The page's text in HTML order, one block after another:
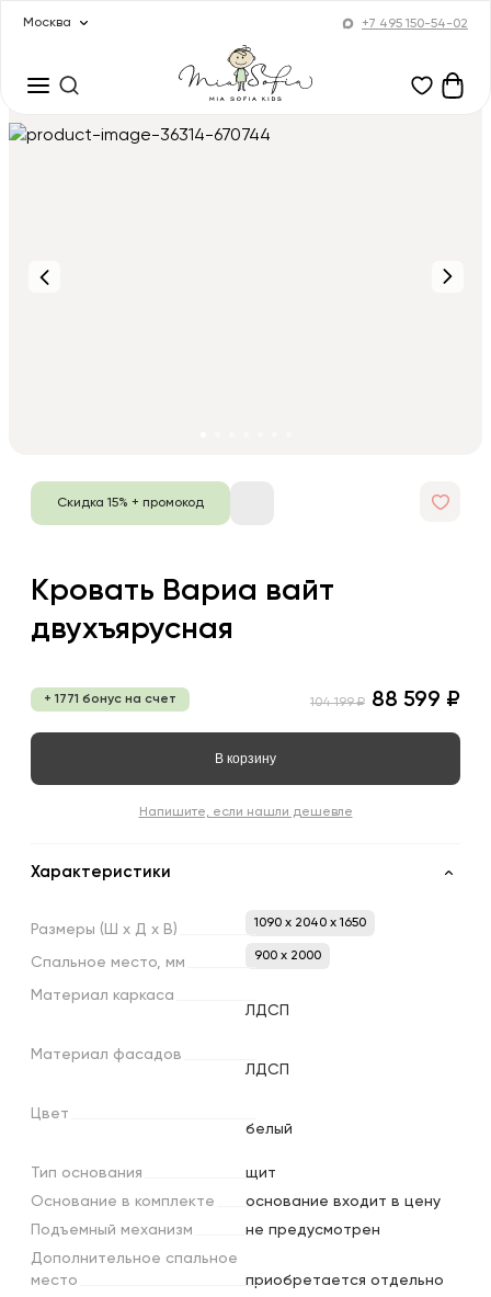
Москва +7 495 150-54-02
Скидка 15% + промокод
Кровать Вариа вайт
двухъярусная
+ 1771 бонус на счет 104 199 ₽ 88 599 ₽
В корзину
Напишите, если нашли дешевле
Характеристики
Размеры (Ш х Д х В) 1090 x 2040 x 1650
Спальное место, мм 900 х 2000
Материал каркаса
ЛДСП
Материал фасадов
ЛДСП
Цвет
белый
Тип основания
щит
Основание в комплекте
основание входит в цену
Подъемный механизм
не предусмотрен
Дополнительное спальное
место
приобретается отдельно